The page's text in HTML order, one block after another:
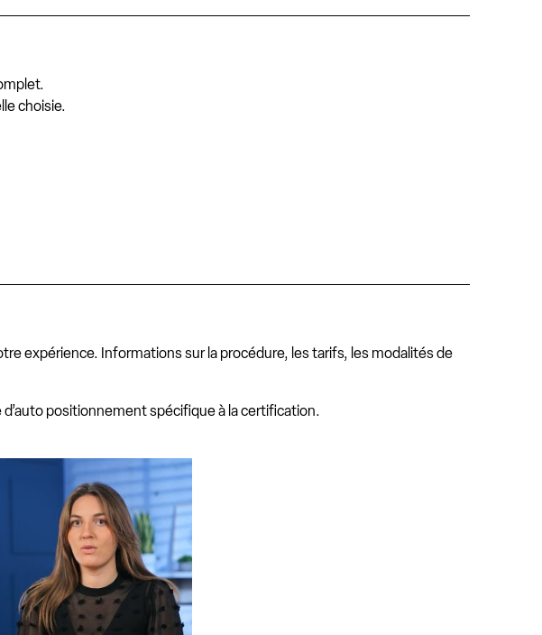
choisie.
expérience. Informations sur la procédure, les tarifs, les modalités de
positionnement spécifique à la certification.